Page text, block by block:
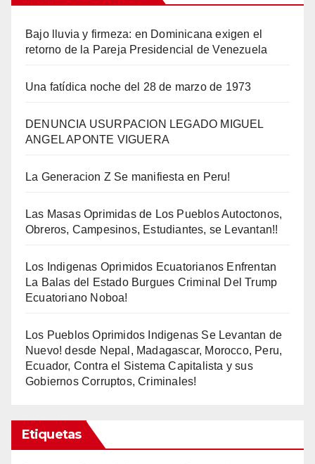
Bajo lluvia y firmeza: en Dominicana exigen el
retorno de la Pareja Presidencial de Venezuela
Una fatídica noche del 28 de marzo de 1973
DENUNCIA USURPACION LEGADO MIGUEL
ANGEL APONTE VIGUERA
La Generacion Z Se manifiesta en Peru!
Las Masas Oprimidas de Los Pueblos Autoctonos,
Obreros, Campesinos, Estudiantes, se Levantan!!
Los Indigenas Oprimidos Ecuatorianos Enfrentan
La Balas del Estado Burgues Criminal Del Trump
Ecuatoriano Noboa!
Los Pueblos Oprimidos Indigenas Se Levantan de
Nuevo! desde Nepal, Madagascar, Morocco, Peru,
Ecuador, Contra el Sistema Capitalista y sus
Gobiernos Corruptos, Criminales!
Etiquetas